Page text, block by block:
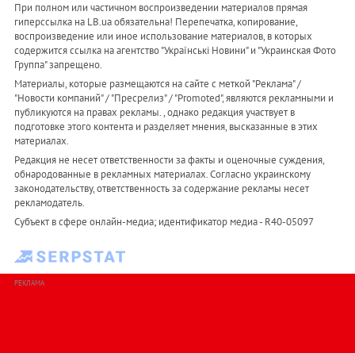
При полном или частичном воспроизведении материалов прямая
гиперссылка на LB.ua обязательна! Перепечатка, копирование,
воспроизведение или иное использование материалов, в которых
содержится ссылка на агентство "Українськi Новини" и "Украинская Фото
Группа" запрещено.
Материалы, которые размещаются на сайте с меткой "Реклама" /
"Новости компаний" / "Пресрелиз" / "Promoted", являются рекламными и
публикуются на правах рекламы. , однако редакция участвует в
подготовке этого контента и разделяет мнения, высказанные в этих
материалах.
Редакция не несет ответственности за факты и оценочные суждения,
обнародованные в рекламных материалах. Согласно украинскому
законодательству, ответственность за содержание рекламы несет
рекламодатель.
Субъект в сфере онлайн-медиа; идентификатор медиа - R40-05097
РЕКЛАМА